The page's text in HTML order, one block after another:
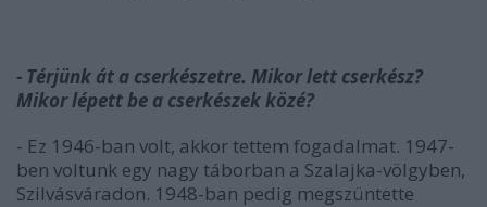
- Térjünk át a cserkészetre. Mikor lett cserkész?
Mikor lépett be a cserkészek közé?
- Ez 1946-ban volt, akkor tettem fogadalmat. 1947-
ben voltunk egy nagy táborban a Szalajka-völgyben,
Szilvásváradon. 1948-ban pedig megszüntette